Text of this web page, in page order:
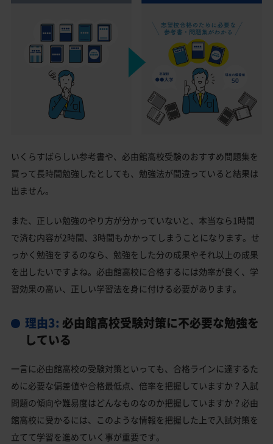
いくらすばらしい参考書や、必由館高校受験のおすすめ問題集を
買って長時間勉強したとしても、勉強法が間違っていると結果は
出ません。
また、正しい勉強のやり方が分かっていないと、本当なら1時間
で済む内容が2時間、3時間もかかってしまうことになります。せ
っかく勉強をするのなら、勉強をした分の成果やそれ以上の成果
を出したいですよね。必由館高校に合格するには効率が良く、学
習効果の高い、正しい学習法を身に付ける必要があります。
理由3: 必由館高校受験対策に不必要な勉強を
している
一言に必由館高校の受験対策といっても、合格ラインに達するた
めに必要な偏差値や合格最低点、倍率を把握していますか？入試
問題の傾向や難易度はどんなものなのか把握していますか？必由
館高校に受かるには、このような情報を把握した上で入試対策を
立てて学習を進めていく事が重要です。